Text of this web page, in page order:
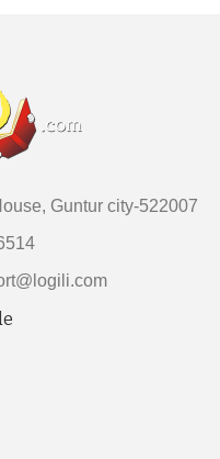
Guntur city-522007